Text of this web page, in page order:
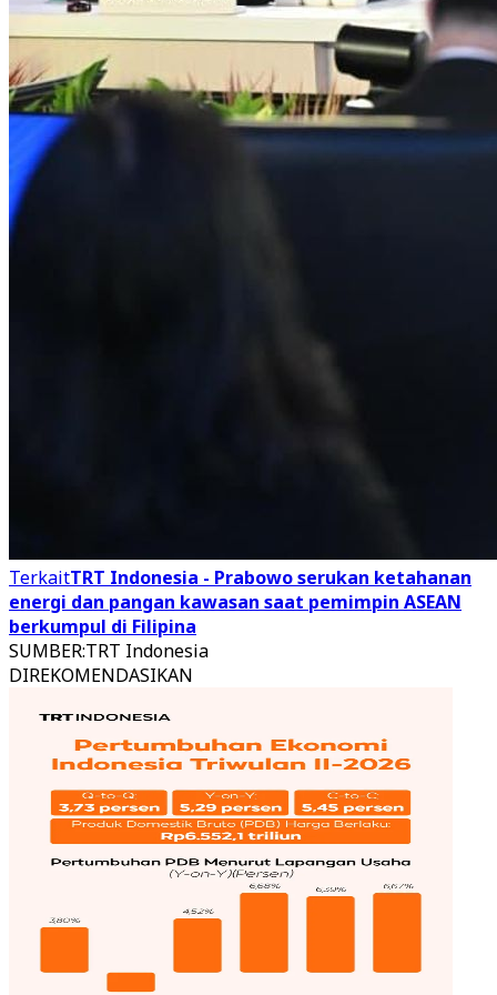
TerkaitTRT Indonesia - Prabowo serukan ketahanan
energi dan pangan kawasan saat pemimpin ASEAN
berkumpul di Filipina
SUMBER:TRT Indonesia
DIREKOMENDASIKAN